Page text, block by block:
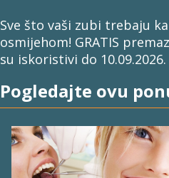
Sve što vaši zubi trebaju
osmijehom! GRATIS
su iskoristivi do 10.09.2026.
Pogledajte ovu